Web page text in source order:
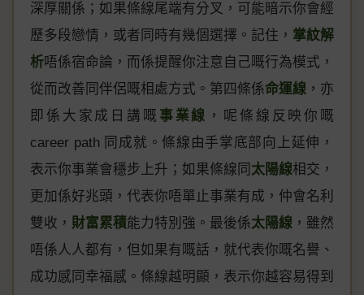
深厚關係；如果條線尾端有分叉，可能暗示你會經
歷多段戀情，或者同時有幾個選擇。記住， 掌紋解
析唔係宿命論，而係提醒你注意自己嘅行為模式，
從而改善同伴侶嘅相處方式。第四條係命運線 ，亦
即係大家成日講嘅 事業線 ，呢條線反映你嘅
career path 同成就。條線由手掌底部向上延伸，
表示你事業會穩步上升；如果條線同 太陽線相交，
更加係好兆頭，代表你唔單止事業有成，仲會名利
雙收， 財富累積能力特別強。最後係太陽線 ，雖然
唔係人人都有，但如果有嘅話，就代表你嘅名譽、
成功感同幸福感。條線越明顯，表示你越容易得到